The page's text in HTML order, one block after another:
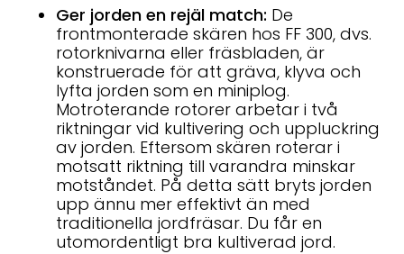
Ger jorden en rejäl match: De
frontmonterade skären hos FF 300, dvs.
rotorknivarna eller fräsbladen, är
konstruerade för att gräva, klyva och
lyfta jorden som en miniplog.
Motroterande rotorer arbetar i två
riktningar vid kultivering och uppluckring
av jorden. Eftersom skären roterar i
motsatt riktning till varandra minskar
motståndet. På detta sätt bryts jorden
upp ännu mer effektivt än med
traditionella jordfräsar. Du får en
utomordentligt bra kultiverad jord.